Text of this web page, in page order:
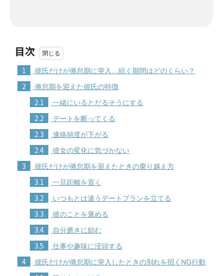
目次
1 彼氏だけが倦怠期に突入…続く期間はどのくらい？
2 倦怠期を迎えた彼氏の特徴
2.1 一緒にいるとだるそうにする
2.2 デートを断ってくる
2.3 連絡頻度が下がる
2.4 彼女の変化に気づかない
3 彼氏だけが倦怠期を迎えたときの乗り越え方
3.1 一旦距離を置く
3.2 いつもとは違うデートプランを立てる
3.3 彼のことを褒める
3.4 自分磨きに励む
3.5 仕事や趣味に没頭する
4 彼氏だけが倦怠期に突入したときの別れを招くNG行動